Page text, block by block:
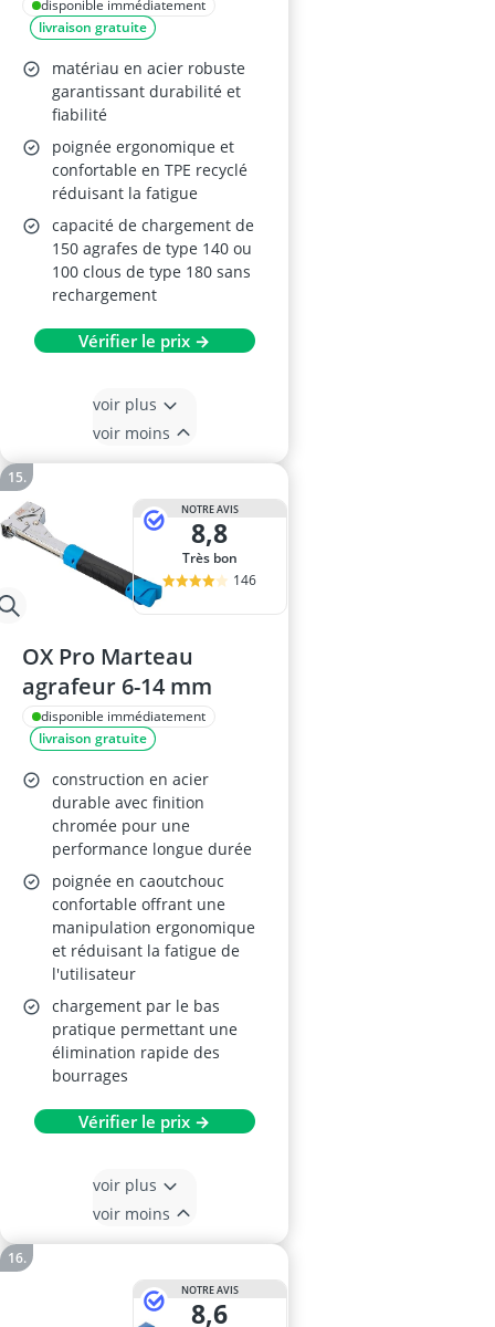
disponible immédiatement
livraison gratuite
matériau en acier robuste
garantissant durabilité et
fiabilité
poignée ergonomique et
confortable en TPE recyclé
réduisant la fatigue
capacité de chargement de
150 agrafes de type 140 ou
100 clous de type 180 sans
rechargement
Vérifier le prix →
voir plus
voir moins
NOTRE AVIS
8,8
Très bon
146
OX Pro Marteau
agrafeur 6-14 mm
disponible immédiatement
livraison gratuite
construction en acier
durable avec finition
chromée pour une
performance longue durée
poignée en caoutchouc
confortable offrant une
manipulation ergonomique
et réduisant la fatigue de
l'utilisateur
chargement par le bas
pratique permettant une
élimination rapide des
bourrages
Vérifier le prix →
voir plus
voir moins
NOTRE AVIS
8,6